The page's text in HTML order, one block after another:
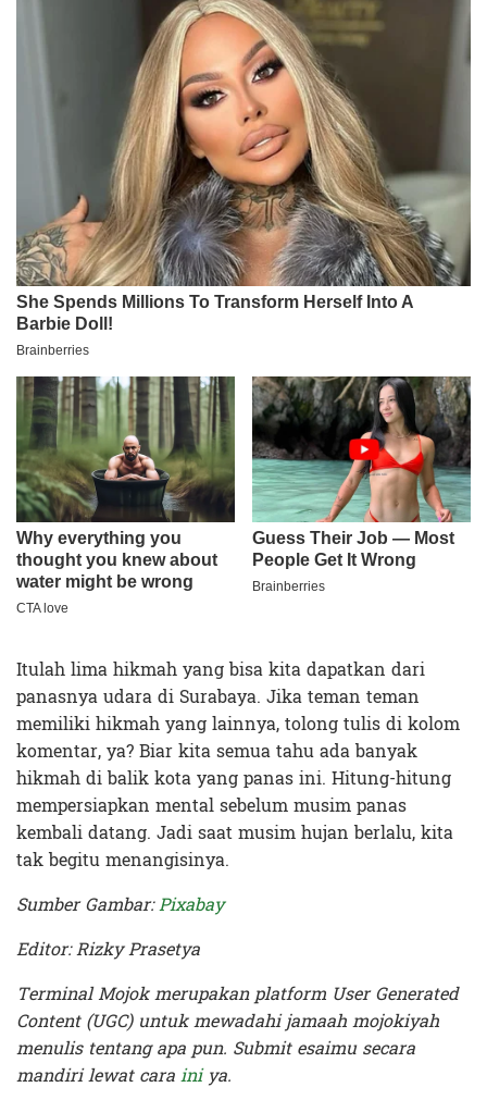
Itulah lima hikmah yang bisa kita dapatkan dari
panasnya udara di Surabaya. Jika teman teman
memiliki hikmah yang lainnya, tolong tulis di kolom
komentar, ya? Biar kita semua tahu ada banyak
hikmah di balik kota yang panas ini. Hitung-hitung
mempersiapkan mental sebelum musim panas
kembali datang. Jadi saat musim hujan berlalu, kita
tak begitu menangisinya.
Sumber Gambar:Pixabay
Editor: Rizky Prasetya
Terminal Mojok merupakan platform User Generated
Content (UGC) untuk mewadahi jamaah mojokiyah
menulis tentang apa pun. Submit esaimu secara
mandiri lewat carainiya.